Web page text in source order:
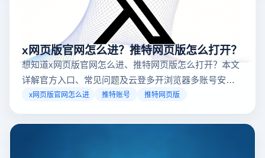
x网页版官网怎么进？推特网页版怎么打开？
想知道x网页版官网怎么进、推特网页版怎么打开？本文
详解官方入口、常见问题及云登多开浏览器多账号安全
访问方案，助你稳定登录高效运营。
x网页版官网怎么进 推特账号 推特网页版